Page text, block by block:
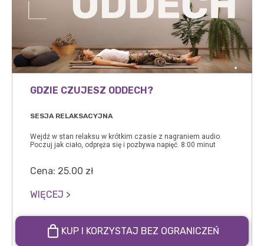
GDZIE CZUJESZ ODDECH?
SESJA RELAKSACYJNA
Wejdź w stan relaksu w krótkim czasie z nagraniem audio.
Poczuj jak ciało, odpręża się i pozbywa napięć. 8:00 minut
Cena: 25.00 zł
WIĘCEJ >
KUP I KORZYSTAJ BEZ OGRANICZEŃ